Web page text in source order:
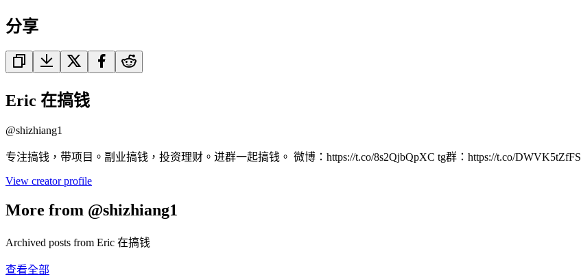
分享
Eric 在搞钱
@shizhiang1
专注搞钱，带项目。副业搞钱，投资理财。进群一起搞钱。 微博：https://t.co/8s2QjbQpXC tg群：https://t.co/DWVK5tZfFS
View creator profile
More from @shizhiang1
Archived posts from Eric 在搞钱
查看全部